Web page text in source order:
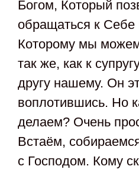
Богом, Который
обращаться к Себе
Которому мы можем
так же, как к
другу нашему. Он
воплотившись. Но
делаем? Очень
Встаём,
с Господом. Кому